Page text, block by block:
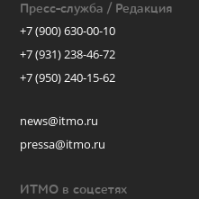
Пресс-служба / Редакция
+7 (900) 630-00-10
+7 (931) 238-46-72
+7 (950) 240-15-62
news@itmo.ru
pressa@itmo.ru
ИТМО в соцсетях